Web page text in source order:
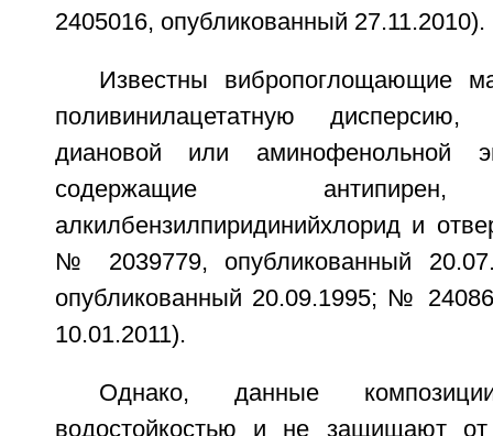
2405016, опубликованный 27.11.2010).
Известны вибропоглощающие
поливинилацетатную дисперсию,
диановой или аминофенольной
содержащие антипирен,
алкилбензилпиридинийхлорид и
№ 2039779, опубликованный
опубликованный 20.09.1995; №
10.01.2011).
Однако, данные
водостойкостью и не защищают